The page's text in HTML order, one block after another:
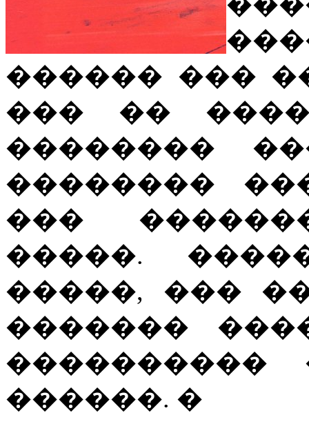
������ ���
��� ��
��������
��������
���
�����.
�����, ���
�������
������. �